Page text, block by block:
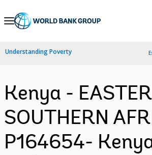
Skip
Navigation
Understanding Poverty
Kenya -
SOUTHERN
P164654-